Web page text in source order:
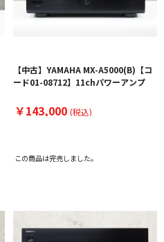
【中古】YAMAHA MX-A5000(B)【コ
ード01-08712】11chパワーアンプ
￥143,000 (税込)
この商品は完売しました。